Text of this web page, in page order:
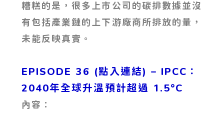
糟糕的是，很多上市公司的碳排數據並沒
有包括產業鏈的上下游廠商所排放的量，
未能反映真實。
EPISODE 36 (點入連結) – IPCC：
2040年全球升溫預計超過 1.5°C
內容：